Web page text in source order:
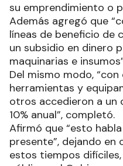
su emprendimiento o
Además agregó que
líneas de beneficio de
un subsidio en dinero
maquinarias e
Del mismo modo,
herramientas y
otros accedieron a un
10% anual”, completó.
Afirmó que “esto
presente”, dejando en
estos tiempos